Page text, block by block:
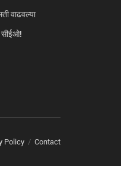
वाढवल्या
Policy Contact